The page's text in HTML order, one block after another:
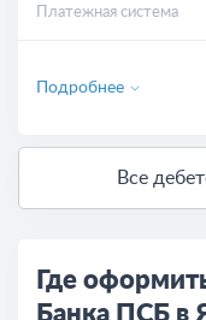
Платежная система
Подробнее
Где
Банка ПСБ в